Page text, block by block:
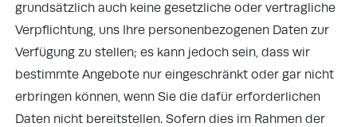
grundsätzlich auch keine gesetzliche oder vertragliche
Verpflichtung, uns Ihre personenbezogenen Daten zur
Verfügung zu stellen; es kann jedoch sein, dass wir
bestimmte Angebote nur eingeschränkt oder gar nicht
erbringen können, wenn Sie die dafür erforderlichen
Daten nicht bereitstellen. Sofern dies im Rahmen der